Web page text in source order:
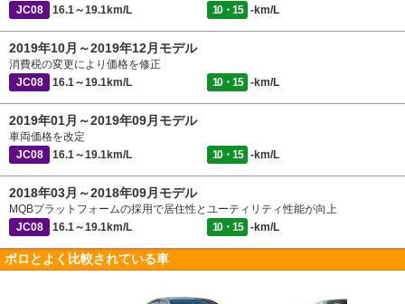
JC08
16.1～19.1km/L 10・15 -km/L
2019年10月～2019年12月モデル
消費税の変更により価格を修正
JC08
16.1～19.1km/L 10・15 -km/L
2019年01月～2019年09月モデル
車両価格を改定
JC08
16.1～19.1km/L 10・15 -km/L
2018年03月～2018年09月モデル
MQBプラットフォームの採用で居住性とユーティリティ性能が向上
JC08
16.1～19.1km/L 10・15 -km/L
ポロとよく比較されている車